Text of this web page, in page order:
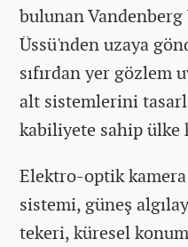
bulunan
Üssü'nden uzaya
sıfırdan yer gözlem
alt sistemlerini
kabiliyete sahip ülke
Elektro-optik
sistemi, güneş
tekeri, küresel